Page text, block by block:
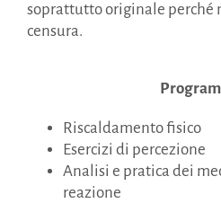
soprattutto originale perché
censura.
Riscaldamento fisico
Esercizi di percezione
Analisi e pratica dei
reazione